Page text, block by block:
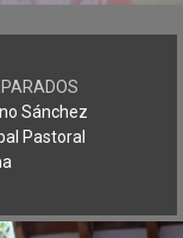
Sánchez
Pastoral